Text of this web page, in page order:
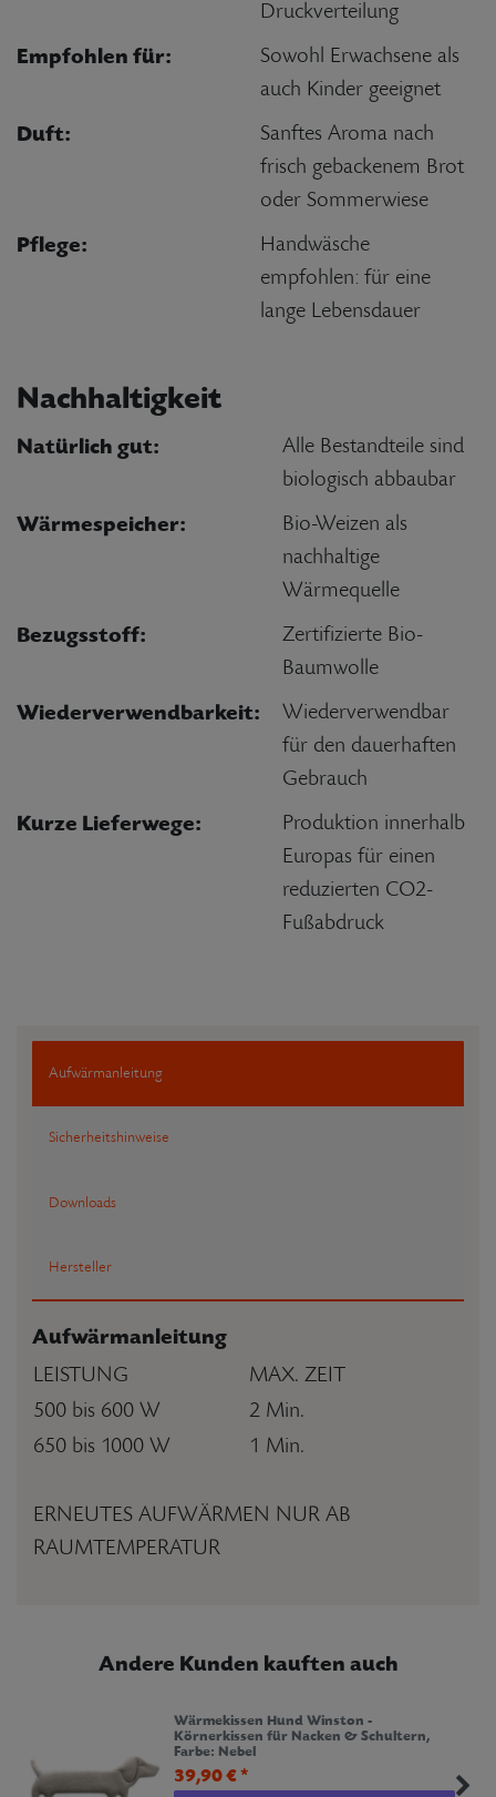
Druckverteilung
Empfohlen für:
Sowohl Erwachsene als
auch Kinder geeignet
Duft:
Sanftes Aroma nach
frisch gebackenem Brot
oder Sommerwiese
Pflege:
Handwäsche
empfohlen: für eine
lange Lebensdauer
Nachhaltigkeit
Natürlich gut:
Alle Bestandteile sind
biologisch abbaubar
Wärmespeicher:
Bio-Weizen als
nachhaltige
Wärmequelle
Bezugsstoff:
Zertifizierte Bio-
Baumwolle
Wiederverwendbarkeit:
Wiederverwendbar
für den dauerhaften
Gebrauch
Kurze Lieferwege:
Produktion innerhalb
Europas für einen
reduzierten CO2-
Fußabdruck
Aufwärmanleitung
Sicherheitshinweise
Downloads
Hersteller
Aufwärmanleitung
LEISTUNG
MAX. ZEIT
500 bis 600 W
2 Min.
650 bis 1000 W
1 Min.
ERNEUTES AUFWÄRMEN NUR AB
RAUMTEMPERATUR
Andere Kunden kauften auch
Wärmekissen Hund Winston -
Körnerkissen für Nacken & Schultern,
Farbe: Nebel
39,90 € *